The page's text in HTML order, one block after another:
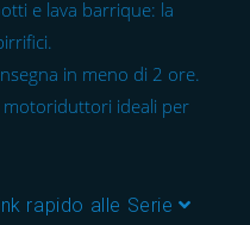
e lava barrique: la
in meno di 2 ore.
motoriduttori ideali per
rapido alle Serie